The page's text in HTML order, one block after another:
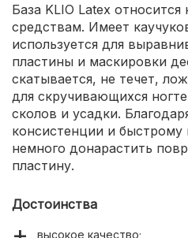
База KLIO Latex
средствам. Имеет
используется для
пластины и маскировки
скатывается, не течет,
для скручивающихся
сколов и усадки.
консистенции и
немного донарастить
пластину.
Достоинства
высокое качество;